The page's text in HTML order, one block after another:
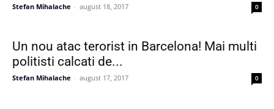
Stefan Mihalache - august 18, 2017 0
Un nou atac terorist in Barcelona! Mai multi
politisti calcati de...
Stefan Mihalache - august 17, 2017 0